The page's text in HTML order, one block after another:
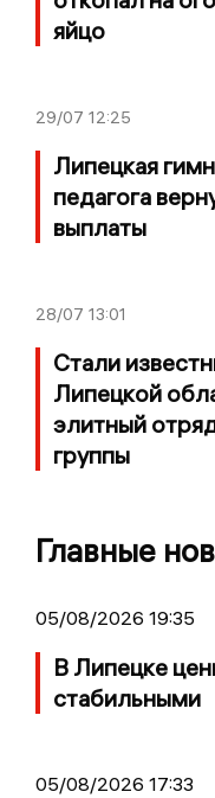
яйцо
29/07 12:25
Липецкая
педагога
выплаты
28/07 13:01
Стали
Липецкой
элитный
группы
Главные
05/08/2026 19:35
В Липецке
стабильными
05/08/2026 17:33